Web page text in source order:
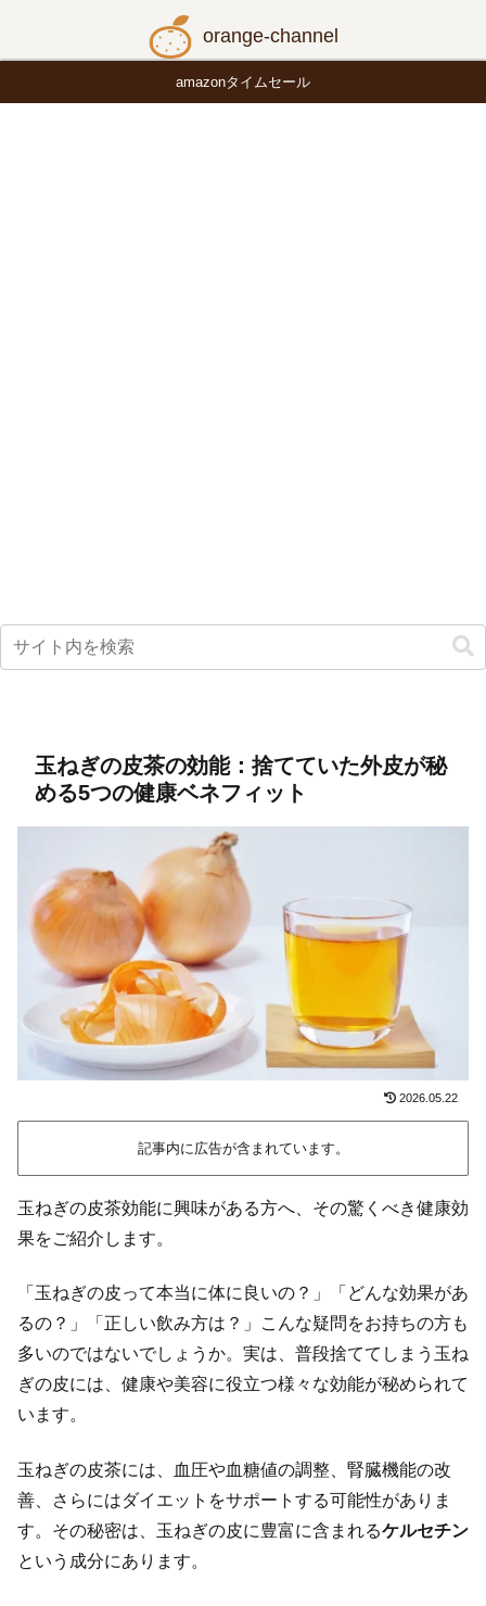
orange-channel
amazonタイムセール
玉ねぎの皮茶の効能：捨てていた外皮が秘
める5つの健康ベネフィット
2026.05.22
記事内に広告が含まれています。
玉ねぎの皮茶効能に興味がある方へ、その驚くべき健康効
果をご紹介します。
「玉ねぎの皮って本当に体に良いの？」「どんな効果があ
るの？」「正しい飲み方は？」こんな疑問をお持ちの方も
多いのではないでしょうか。実は、普段捨ててしまう玉ね
ぎの皮には、健康や美容に役立つ様々な効能が秘められて
います。
玉ねぎの皮茶には、血圧や血糖値の調整、腎臓機能の改
善、さらにはダイエットをサポートする可能性がありま
す。その秘密は、玉ねぎの皮に豊富に含まれるケルセチン
という成分にあります。